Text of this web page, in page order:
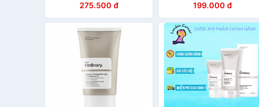
275.500 đ 199.000 đ